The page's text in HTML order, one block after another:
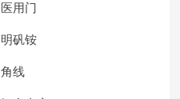
医用门
明矾铵
角线